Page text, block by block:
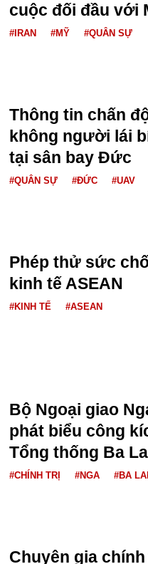
cuộc đối đầu với
#IRAN #MỸ #QUÂN SỰ
Thông tin chấn
không người lái
tại sân bay Đức
#QUÂN SỰ #ĐỨC #UAV
Phép thử sức
kinh tế ASEAN
#KINH TẾ #ASEAN
Bộ Ngoại giao
phát biểu công
Tổng thống Ba
#CHÍNH TRỊ #NGA #BA
Chuyên gia